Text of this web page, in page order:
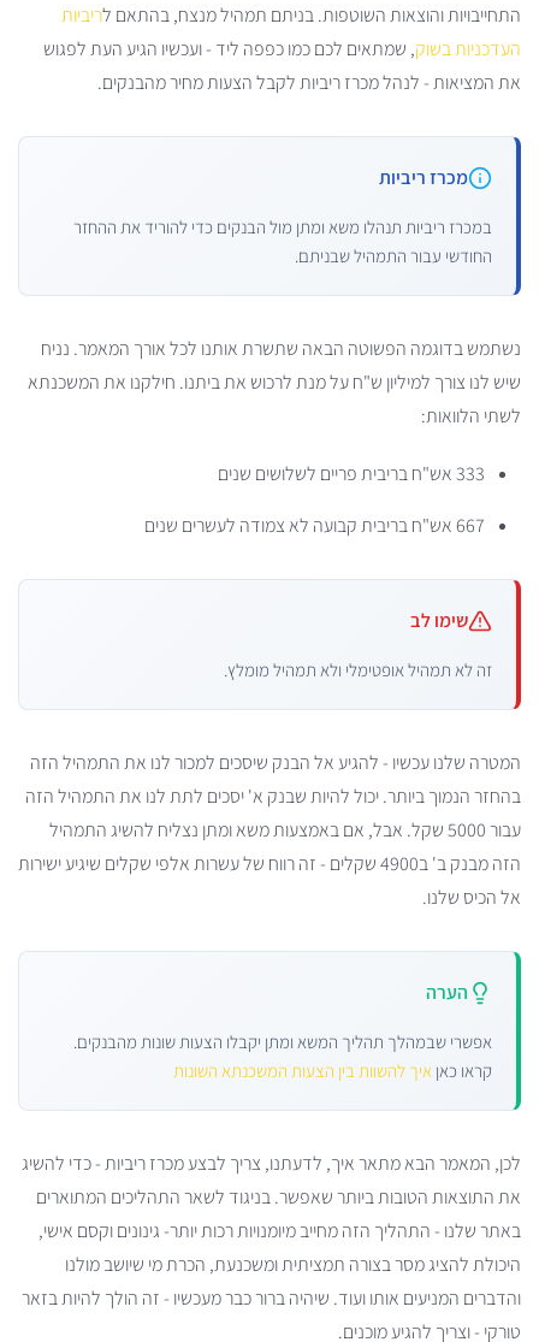
התחייבויות והוצאות השוטפות. בניתם תמהיל מנצח, בהתאם לריביות
העדכניות בשוק, שמתאים לכם כמו כפפה ליד - ועכשיו הגיע העת לפגוש
את המציאות - לנהל מכרז ריביות לקבל הצעות מחיר מהבנקים.
מכרז ריביות
במכרז ריביות תנהלו משא ומתן מול הבנקים כדי להוריד את ההחזר
החודשי עבור התמהיל שבניתם.
נשתמש בדוגמה הפשוטה הבאה שתשרת אותנו לכל אורך המאמר. נניח
שיש לנו צורך למיליון ש"ח על מנת לרכוש את ביתנו. חילקנו את המשכנתא
לשתי הלוואות:
333 אש"ח בריבית פריים לשלושים שנים
667 אש"ח בריבית קבועה לא צמודה לעשרים שנים
שימו לב
זה לא תמהיל אופטימלי ולא תמהיל מומלץ.
המטרה שלנו עכשיו - להגיע אל הבנק שיסכים למכור לנו את התמהיל הזה
בהחזר הנמוך ביותר. יכול להיות שבנק א' יסכים לתת לנו את התמהיל הזה
עבור 5000 שקל. אבל, אם באמצעות משא ומתן נצליח להשיג התמהיל
הזה מבנק ב' ב4900 שקלים - זה רווח של עשרות אלפי שקלים שיגיע ישירות
אל הכיס שלנו.
הערה
אפשרי שבמהלך תהליך המשא ומתן יקבלו הצעות שונות מהבנקים.
קראו כאן איך להשוות בין הצעות המשכנתא השונות
לכן, המאמר הבא מתאר איך, לדעתנו, צריך לבצע מכרז ריביות - כדי להשיג
את התוצאות הטובות ביותר שאפשר. בניגוד לשאר התהליכים המתוארים
באתר שלנו - התהליך הזה מחייב מיומנויות רכות יותר- גינונים וקסם אישי,
היכולת להציג מסר בצורה תמציתית ומשכנעת, הכרת מי שיושב מולנו
והדברים המניעים אותו ועוד. שיהיה ברור כבר מעכשיו - זה הולך להיות בזאר
טורקי - וצריך להגיע מוכנים.